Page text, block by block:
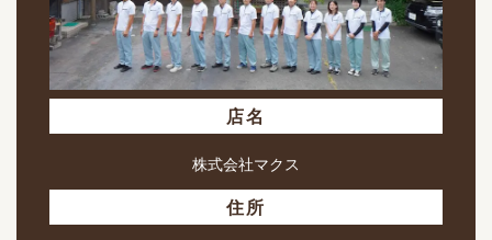
店名
株式会社マクス
住所